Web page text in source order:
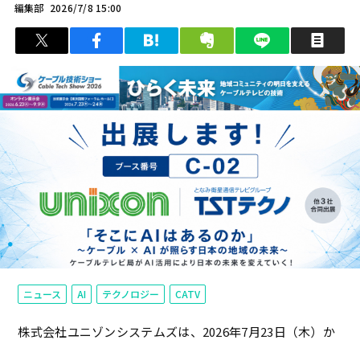
編集部 2026/7/8 15:00
ツイート シェア はてブ クリップ LINEで送る
ニュース AI テクノロジー CATV
株式会社ユニゾンシステムズは、2026年7月23日（木）か